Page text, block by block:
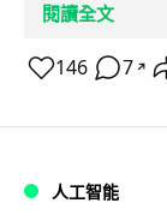
閱讀全文
146 7 ↗
人工智能